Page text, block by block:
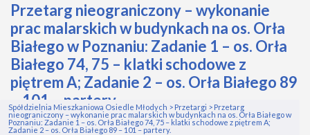
Przetarg nieograniczony – wykonanie
prac malarskich w budynkach na os. Orła
Białego w Poznaniu: Zadanie 1 – os. Orła
Białego 74, 75 – klatki schodowe z
piętrem A; Zadanie 2 – os. Orła Białego 89
– 101 – partery.
Spółdzielnia Mieszkaniowa Osiedle Młodych > Przetargi > Przetarg
nieograniczony – wykonanie prac malarskich w budynkach na os. Orła Białego w
Poznaniu: Zadanie 1 – os. Orła Białego 74, 75 – klatki schodowe z piętrem A;
Zadanie 2 – os. Orła Białego 89 – 101 – partery.